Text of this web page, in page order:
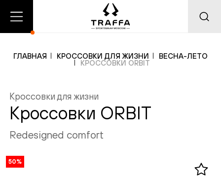
Каталог
О
ГЛАВНАЯ КРОССОВКИ ДЛЯ ЖИЗНИ
ВЕСНА-ЛЕТО
КРОССОВКИ ORBIT
50%
Кроссовки для жизни
Кроссовки ORBIT
Redesigned comfort
Добавлено в корзину
Добавлено в избранное